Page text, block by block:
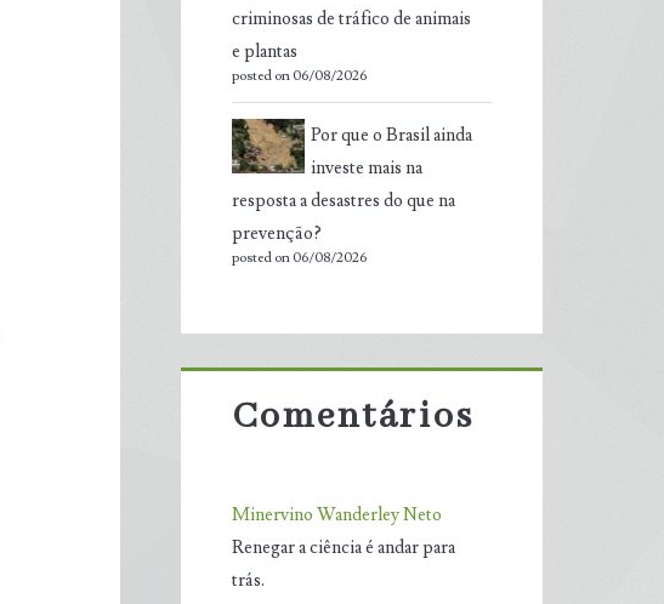
criminosas de tráfico de animais
e plantas
posted on 06/08/2026
Por que o Brasil ainda
investe mais na
resposta a desastres do que na
prevenção?
posted on 06/08/2026
Comentários
Minervino Wanderley Neto
Renegar a ciência é andar para
trás.